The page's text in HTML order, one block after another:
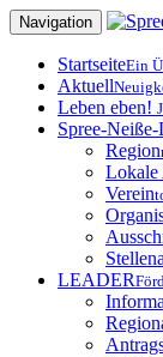
Zum
Inhalt
springen
Navigation
StartseiteEin
Aktuell
Leben eben!
Spree-Neiße-
Region
Lokale
Verein
LEADER